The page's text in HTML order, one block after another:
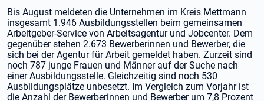
Bis August meldeten die Unternehmen im Kreis Mettmann
insgesamt 1.946 Ausbildungsstellen beim gemeinsamen
Arbeitgeber-Service von Arbeitsagentur und Jobcenter. Dem
gegenüber stehen 2.673 Bewerberinnen und Bewerber, die
sich bei der Agentur für Arbeit gemeldet haben. Zurzeit sind
noch 787 junge Frauen und Männer auf der Suche nach
einer Ausbildungsstelle. Gleichzeitig sind noch 530
Ausbildungsplätze unbesetzt. Im Vergleich zum Vorjahr ist
die Anzahl der Bewerberinnen und Bewerber um 7,8 Prozent